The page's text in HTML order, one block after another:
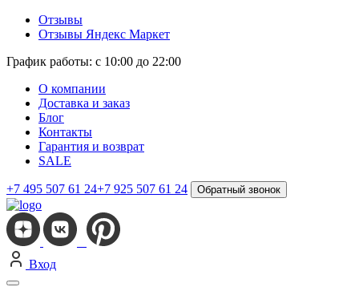
Отзывы
Отзывы Яндекс Маркет
График работы: с 10:00 до 22:00
О компании
Доставка и заказ
Блог
Контакты
Гарантия и возврат
SALE
+7 495 507 61 24+7 925 507 61 24 Обратный звонок
Вход